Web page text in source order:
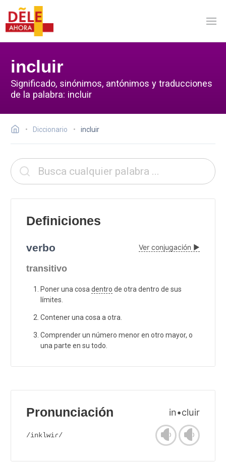
incluir
Significado, sinónimos, antónimos y traducciones
de la palabra: incluir
Diccionario incluir
Definiciones
verbo Ver conjugación ▶
transitivo
Poner una cosa dentro de otra dentro de sus
límites.
Contener una cosa a otra.
Comprender un número menor en otro mayor, o
una parte en su todo.
Pronunciación in•cluir
/inklwiɾ/